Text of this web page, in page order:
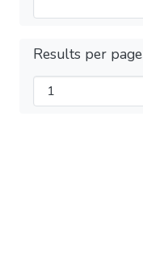
Results per page